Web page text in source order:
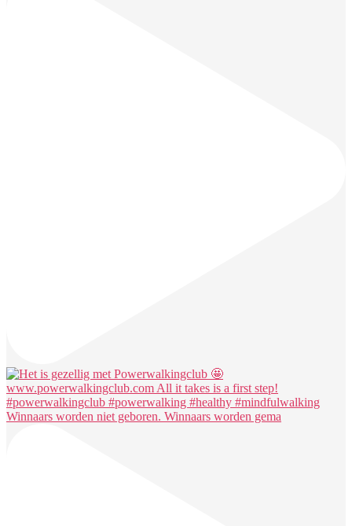
Winnaars worden niet geboren. Winnaars worden gema